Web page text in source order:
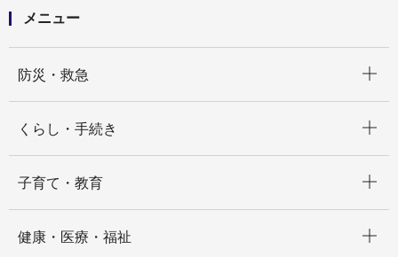
メニュー
防災・救急
くらし・手続き
子育て・教育
健康・医療・福祉